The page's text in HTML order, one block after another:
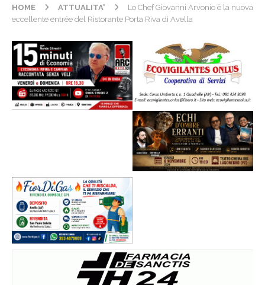
HOME ATTUALITA'
Lo Chef Giovanni Arvonio è la nuova
eccellente entrée del Ristorante Porta Riva di Avella